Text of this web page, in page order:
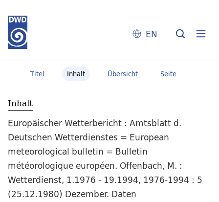
EN
Titel Inhalt Übersicht Seite
Inhalt
Europäischer Wetterbericht : Amtsblatt d.
Deutschen Wetterdienstes = European
meteorological bulletin = Bulletin
météorologique européen. Offenbach, M. :
Wetterdienst, 1.1976 - 19.1994, 1976-1994 : 5
(25.12.1980) Dezember. Daten